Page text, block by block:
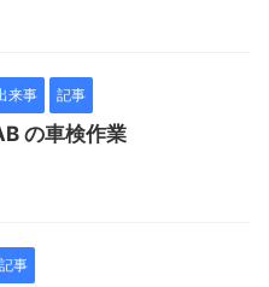
来事 記事
の車検作業
記事